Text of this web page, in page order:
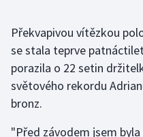
Olympijské hry
Parasport
Plavání
Plážový volejbal
Překvapivou vítězkou
se stala teprve
porazila o 22 setin
světového rekordu
bronz.
"Před závodem jsem